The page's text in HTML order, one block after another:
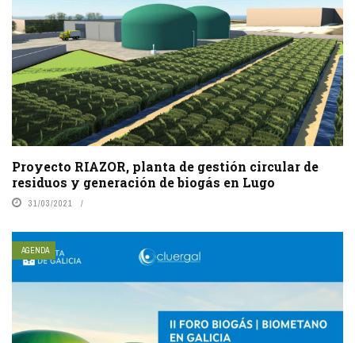
Proyecto RIAZOR, planta de gestión circular de
residuos y generación de biogás en Lugo
31/03/2021
AGENDA